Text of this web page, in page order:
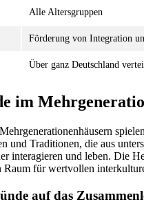
Alle Altersgruppen
Förderung von Integration
Über ganz Deutschland
im
spielen
und Traditionen, die aus
interagieren und leben. Die
für wertvollen
auf das